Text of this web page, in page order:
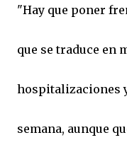
"Hay que poner
que se traduce en
hospitalizaciones
semana, aunque